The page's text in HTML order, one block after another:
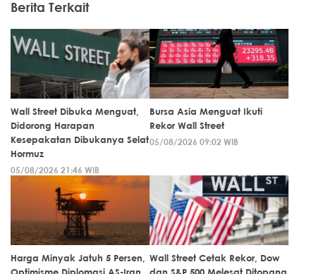
Berita Terkait
Wall Street Dibuka Menguat,
Didorong Harapan
Kesepakatan Dibukanya Selat
Hormuz
05/08/2026 21:46 WIB
Bursa Asia Menguat Ikuti
Rekor Wall Street
05/08/2026 09:02 WIB
Harga Minyak Jatuh 5 Persen,
Optimisme Diplomasi AS-Iran
Wall Street Cetak Rekor, Dow
dan S&P 500 Melesat Ditopang